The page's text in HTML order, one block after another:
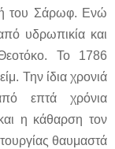
του Σάρωφ. Ενώ
υδρωπικία και
Το 1786
Την ίδια χρονιά
επτά χρόνια
η κάθαρση τον
θαυμαστά